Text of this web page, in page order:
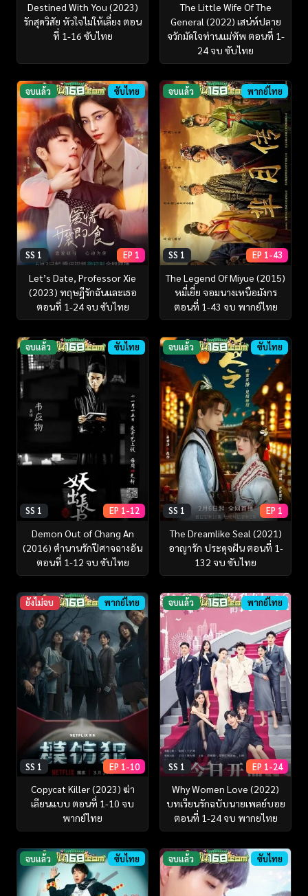
Destined With You (2023)
รักสุดวิสัย หัวใจไม่ให้เลี่ยง ตอน
ที่ 1-16 ซับไทย
The Little Wife Of The
General (2022) เสน่ห์ปลาย
จวักมัดใจท่านแม่ทัพ ตอนที่ 1-
24 จบ ซับไทย
จบแล้ว ซับไทย
SS 1 EP 1
Let’s Date, Professor Xie
(2023) ทฤษฎีรักฉันและเธอ
ตอนที่ 1-24 จบ ซับไทย
จบแล้ว พากย์ไทย
SS 1 EP 1-43
The Legend Of Miyue (2015)
หมี่เยี่ย จอมนางเหนือมังกร
ตอนที่ 1-43 จบ พากย์ไทย
จบแล้ว ซับไทย
SS 1 EP 1-12
Demon Out of Chang An
(2016) ตำนานรักปีศาจฉางอัน
ตอนที่ 1-12 จบ ซับไทย
จบแล้ว ซับไทย
SS 1 EP 1
The Dreamlike Seal (2021)
อาญารัก ประดุจฝัน ตอนที่ 1-
132 จบ ซับไทย
ยังไม่จบ พากย์ไทย
SS 1 EP 1-10
Copycat Killer (2023) ฆ่า
เลียนแบบ ตอนที่ 1-10 จบ
พากย์ไทย
จบแล้ว พากย์ไทย
SS 1 EP 1-24
Why Women Love (2022)
บทเรียนรักฉบับนายเพลย์บอย
ตอนที่ 1-24 จบ พากยไทย
จบแล้ว ซับไทย จบแล้ว ซับไทย